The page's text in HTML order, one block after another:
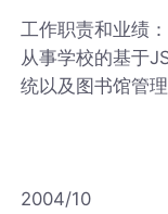
工作职责和业绩：
从事学校的基于
统以及图书馆管
2004/10